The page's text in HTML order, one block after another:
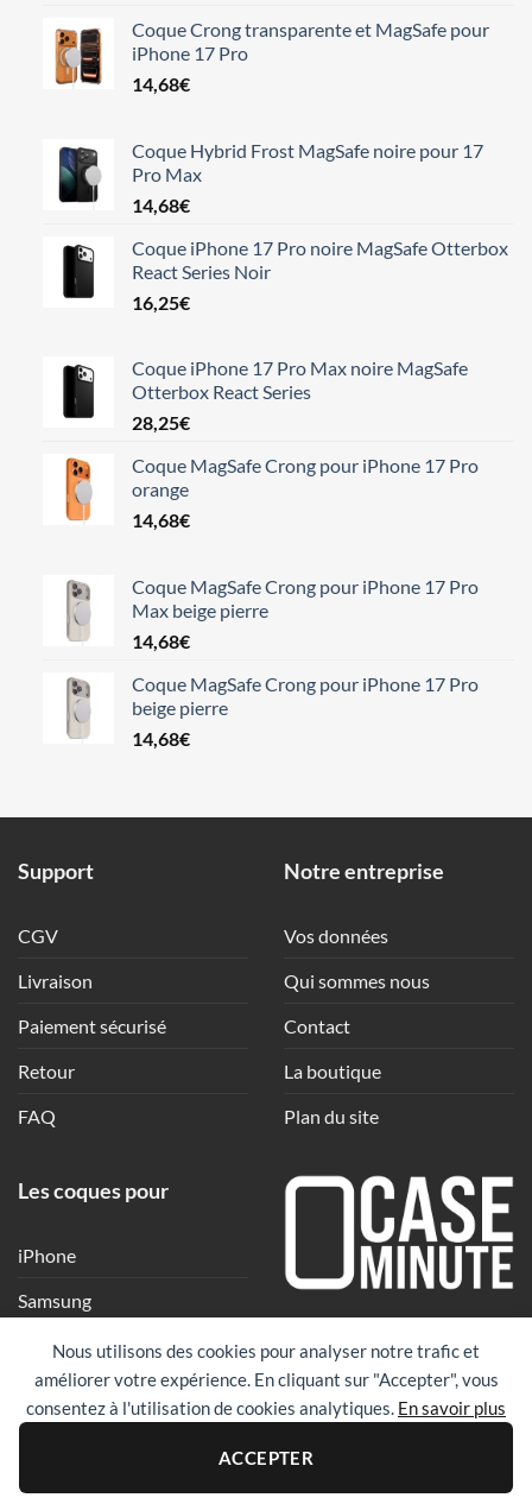
Nous utilisons des cookies pour analyser notre trafic et
améliorer votre expérience. En cliquant sur "Accepter", vous
consentez à l'utilisation de cookies analytiques. En savoir plus
ACCEPTER
Coque Crong transparente et MagSafe pour
iPhone 17 Pro
14,68€
Coque Hybrid Frost MagSafe noire pour 17
Pro Max
14,68€
Coque iPhone 17 Pro noire MagSafe Otterbox
React Series Noir
16,25€
Coque iPhone 17 Pro Max noire MagSafe
Otterbox React Series
28,25€
Coque MagSafe Crong pour iPhone 17 Pro
orange
14,68€
Coque MagSafe Crong pour iPhone 17 Pro
Max beige pierre
14,68€
Coque MagSafe Crong pour iPhone 17 Pro
beige pierre
14,68€
Support
CGV
Livraison
Paiement sécurisé
Retour
FAQ
Notre entreprise
Vos données
Qui sommes nous
Contact
La boutique
Plan du site
Les coques pour
iPhone
Samsung
Xiaomi
Google
Huawei
Une coque en quelques
clics